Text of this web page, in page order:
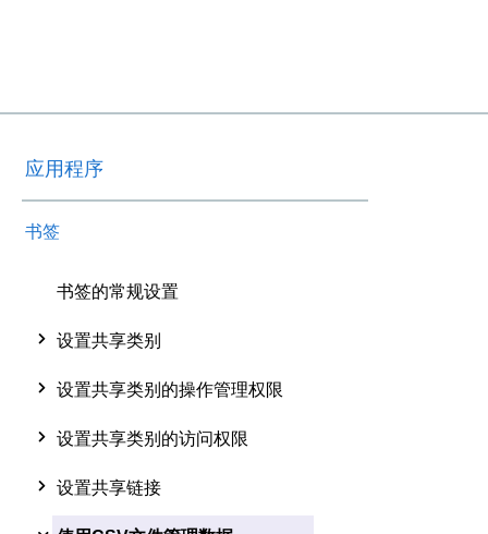
应用程序
书签
书签的常规设置
设置共享类别
设置共享类别的操作管理权限
设置共享类别的访问权限
设置共享链接